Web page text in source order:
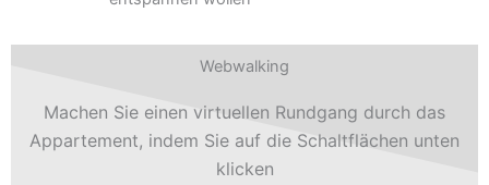
Webwalking
Machen Sie einen virtuellen Rundgang durch das
Appartement, indem Sie auf die Schaltflächen unten
klicken